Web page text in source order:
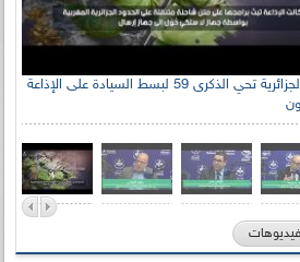
الإذاعة الجزائرية تحي الذكرى 59 لبسط السيادة على الإذاعة